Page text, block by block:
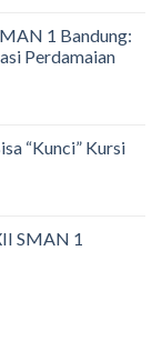
1 Bandung:
Perdamaian
“Kunci” Kursi
SMAN 1